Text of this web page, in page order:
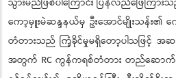
သွားမည်ဖြစ်ပါကြောင်း ပြန်လည်ဖြေကြား
ကော့မှူးမဲဆန္ဒနယ်မှ ဦးအောင်မျိုးသန်း၏ က
တံတားသည် ကြံ့ခိုင်မှုမရှိတော့ပါသဖြင့် အဆင်
အတွက် RC ကွန်ကရစ်တံတား တည်ဆောက်ပေ